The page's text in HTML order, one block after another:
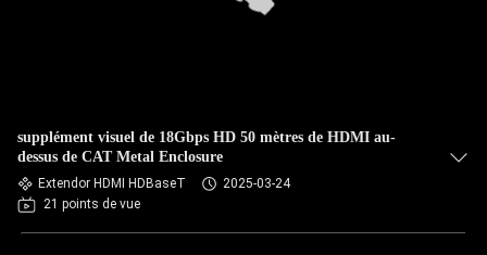
supplément visuel de 18Gbps HD 50 mètres de HDMI au-
dessus de CAT Metal Enclosure
Extendor HDMI HDBaseT
2025-03-24
21 points de vue